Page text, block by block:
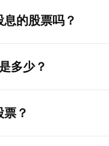
的股票吗？
多少？
票？